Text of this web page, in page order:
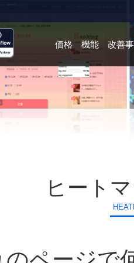
改善
機能
価格
ヒート